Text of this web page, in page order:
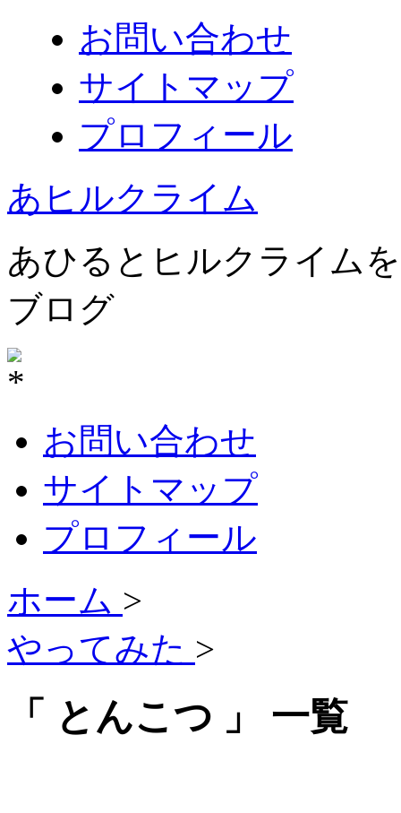
お問い合わせ
サイトマップ
プロフィール
あヒルクライム
あひるとヒルクライム
ブログ
お問い合わせ
サイトマップ
プロフィール
ホーム >
やってみた >
「 とんこつ 」 一覧